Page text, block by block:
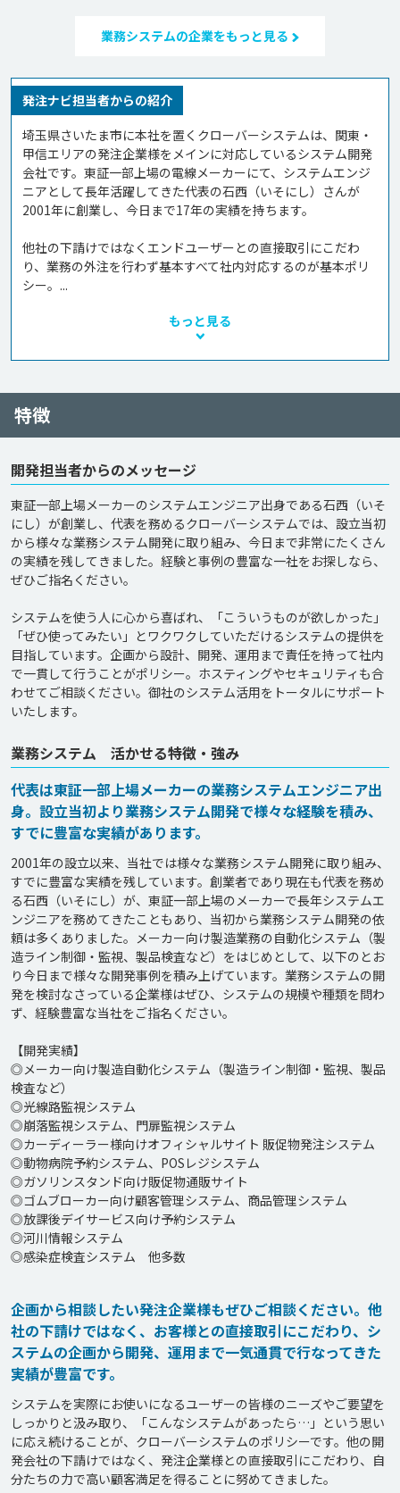
業務システムの企業をもっと見る
発注ナビ担当者からの紹介
埼玉県さいたま市に本社を置くクローバーシステムは、関東・
甲信エリアの発注企業様をメインに対応しているシステム開発
会社です。東証一部上場の電線メーカーにて、システムエンジ
ニアとして長年活躍してきた代表の石西（いそにし）さんが
2001年に創業し、今日まで17年の実績を持ちます。
他社の下請けではなくエンドユーザーとの直接取引にこだわ
り、業務の外注を行わず基本すべて社内対応するのが基本ポリ
シー。...
もっと見る
特徴
開発担当者からのメッセージ
東証一部上場メーカーのシステムエンジニア出身である石西（いそ
にし）が創業し、代表を務めるクローバーシステムでは、設立当初
から様々な業務システム開発に取り組み、今日まで非常にたくさん
の実績を残してきました。経験と事例の豊富な一社をお探しなら、
ぜひご指名ください。
システムを使う人に心から喜ばれ、「こういうものが欲しかった」
「ぜひ使ってみたい」とワクワクしていただけるシステムの提供を
目指しています。企画から設計、開発、運用まで責任を持って社内
で一貫して行うことがポリシー。ホスティングやセキュリティも合
わせてご相談ください。御社のシステム活用をトータルにサポート
いたします。
業務システム 活かせる特徴・強み
代表は東証一部上場メーカーの業務システムエンジニア出
身。設立当初より業務システム開発で様々な経験を積み、
すでに豊富な実績があります。
2001年の設立以来、当社では様々な業務システム開発に取り組み、
すでに豊富な実績を残しています。創業者であり現在も代表を務め
る石西（いそにし）が、東証一部上場のメーカーで長年システムエ
ンジニアを務めてきたこともあり、当初から業務システム開発の依
頼は多くありました。メーカー向け製造業務の自動化システム（製
造ライン制御・監視、製品検査など）をはじめとして、以下のとお
り今日まで様々な開発事例を積み上げています。業務システムの開
発を検討なさっている企業様はぜひ、システムの規模や種類を問わ
ず、経験豊富な当社をご指名ください。
【開発実績】
◎メーカー向け製造自動化システム（製造ライン制御・監視、製品
検査など）
◎光線路監視システム
◎崩落監視システム、門扉監視システム
◎カーディーラー様向けオフィシャルサイト 販促物発注システム
◎動物病院予約システム、POSレジシステム
◎ガソリンスタンド向け販促物通販サイト
◎ゴムブローカー向け顧客管理システム、商品管理システム
◎放課後デイサービス向け予約システム
◎河川情報システム
◎感染症検査システム　他多数
企画から相談したい発注企業様もぜひご相談ください。他
社の下請けではなく、お客様との直接取引にこだわり、シ
ステムの企画から開発、運用まで一気通貫で行なってきた
実績が豊富です。
システムを実際にお使いになるユーザーの皆様のニーズやご要望を
しっかりと汲み取り、「こんなシステムがあったら…」という思い
に応え続けることが、クローバーシステムのポリシーです。他の開
発会社の下請けではなく、発注企業様との直接取引にこだわり、自
分たちの力で高い顧客満足を得ることに努めてきました。